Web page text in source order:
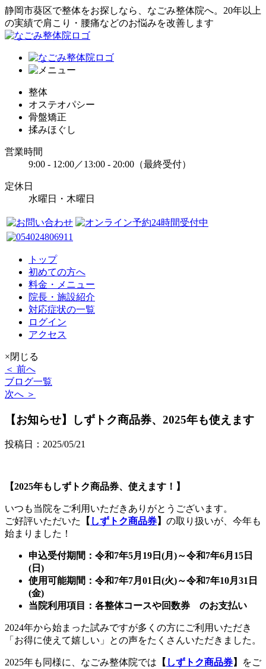
静岡市葵区で整体をお探しなら、なごみ整体院へ。20年以上
の実績で肩こり・腰痛などのお悩みを改善します
整体
オステオパシー
骨盤矯正
揉みほぐし
営業時間
9:00 - 12:00／13:00 - 20:00（最終受付）
定休日
水曜日・木曜日
トップ
初めての方へ
料金・メニュー
院長・施設紹介
対応症状の一覧
ログイン
アクセス
×閉じる
＜ 前へ
ブログ一覧
次へ ＞
【お知らせ】しずトク商品券、2025年も使えます
投稿日：2025/05/21
【2025年もしずトク商品券、使えます！】
いつも当院をご利用いただきありがとうございます。
ご好評いただいた
【 しずトク商品券】 の取り扱いが、今年も
始まりました！
申込受付期間：令和7年5月19日(月)～令和7年6月15日
(日)
使用可能期間：令和7年7月01日(火)～令和7年10月31日
(金)
当院利用項目：各整体コースや回数券 のお支払い
2024年から始まった試みですが多くの方にご利用いただき
「お得に使えて嬉しい」との声をたくさんいただきました。
2025年も同様に、なごみ整体院では 【 しずトク商品券】
をご